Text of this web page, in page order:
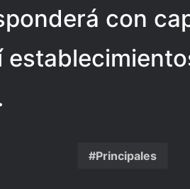
con
Principales